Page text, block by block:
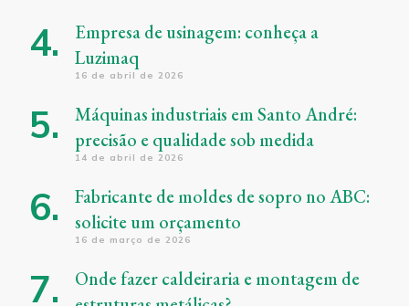
Empresa de usinagem: conheça a
Luzimaq
16 de abril de 2026
Máquinas industriais em Santo André:
precisão e qualidade sob medida
14 de abril de 2026
Fabricante de moldes de sopro no ABC:
solicite um orçamento
16 de março de 2026
Onde fazer caldeiraria e montagem de